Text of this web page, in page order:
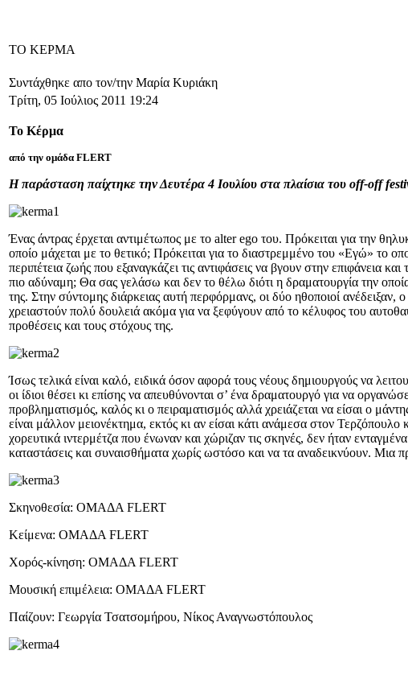
ΤΟ ΚΕΡΜΑ
Συντάχθηκε απο τον/την Μαρία Κυριάκη
Τρίτη, 05 Ιούλιος 2011 19:24
Το Κέρμα
από την ομάδα FLERT
Η παράσταση παίχτηκε την Δευτέρα 4 Ιουλίου στα πλαίσια του off-off
Ένας άντρας έρχεται αντιμέτωπος με το alter ego του. Πρόκειται για την
οποίο μάχεται με το θετικό; Πρόκειται για το διαστρεμμένο του «Εγώ» το
περιπέτεια ζωής που εξαναγκάζει τις αντιφάσεις να βγουν στην επιφάνεια
πιο αδύναμη; Θα σας γελάσω και δεν το θέλω διότι η δραματουργία την
της. Στην σύντομης διάρκειας αυτή περφόρμανς, οι δύο ηθοποιοί
χρειαστούν πολύ δουλειά ακόμα για να ξεφύγουν από το κέλυφος του
προθέσεις και τους στόχους της.
Ίσως τελικά είναι καλό, ειδικά όσον αφορά τους νέους δημιουργούς να
οι ίδιοι θέσει κι επίσης να απευθύνονται σ’ ένα δραματουργό για να
προβληματισμός, καλός κι ο πειραματισμός αλλά χρειάζεται να είσαι ο
είναι μάλλον μειονέκτημα, εκτός κι αν είσαι κάτι ανάμεσα στον
χορευτικά ιντερμέτζα που ένωναν και χώριζαν τις σκηνές, δεν ήταν
καταστάσεις και συναισθήματα χωρίς ωστόσο και να τα αναδεικνύουν. Μια
Σκηνοθεσία: ΟΜΑΔΑ FLERT
Κείμενα: ΟΜΑΔΑ FLERT
Χορός-κίνηση: ΟΜΑΔΑ FLERT
Μουσική επιμέλεια: ΟΜΑΔΑ FLERT
Παίζουν: Γεωργία Τσατσομήρου, Νίκος Αναγνωστόπουλος